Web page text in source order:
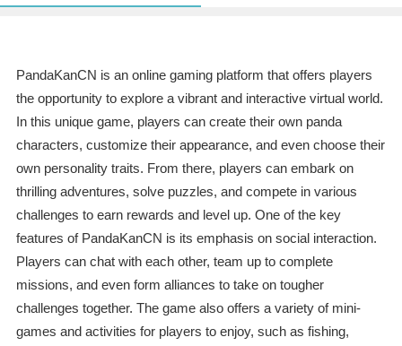
PandaKanCN is an online gaming platform that offers players
the opportunity to explore a vibrant and interactive virtual world.
In this unique game, players can create their own panda
characters, customize their appearance, and even choose their
own personality traits. From there, players can embark on
thrilling adventures, solve puzzles, and compete in various
challenges to earn rewards and level up. One of the key
features of PandaKanCN is its emphasis on social interaction.
Players can chat with each other, team up to complete
missions, and even form alliances to take on tougher
challenges together. The game also offers a variety of mini-
games and activities for players to enjoy, such as fishing,